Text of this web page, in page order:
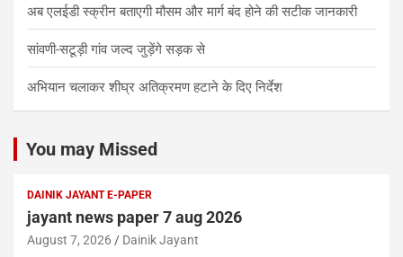
अब एलईडी स्क्रीन बताएगी मौसम और मार्ग बंद होने की सटीक जानकारी
सांवणी-सटूड़ी गांव जल्द जुड़ेंगे सड़क से
अभियान चलाकर शीघ्र अतिक्रमण हटाने के दिए निर्देश
You may Missed
DAINIK JAYANT E-PAPER
jayant news paper 7 aug 2026
August 7, 2026 Dainik Jayant